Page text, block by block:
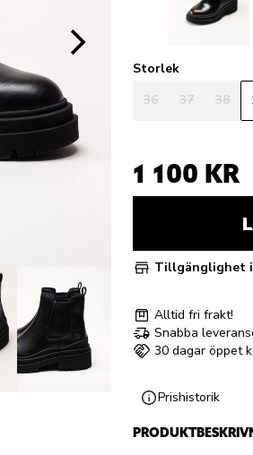
Storlek
36
37 38
1 100 KR
Tillgänglighet
Alltid fri frakt!
Snabba
30 dagar öppet
Prishistorik